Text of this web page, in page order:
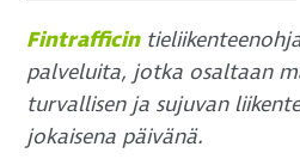
Fintrafficin
palveluita, jotka osaltaan
turvallisen ja sujuvan
jokaisena päivänä.